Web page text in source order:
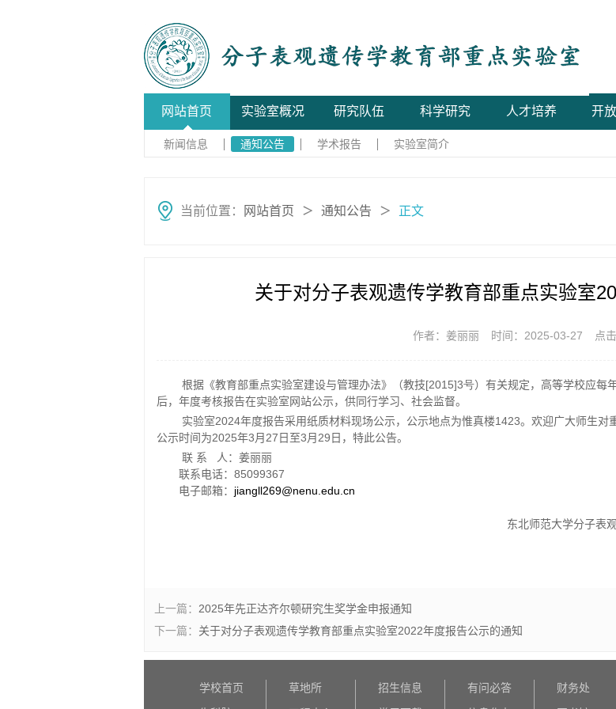
网站首页 实验室概况 研究队伍 科学研究 人才培养 开
新闻信息 通知公告 学术报告 实验室简介
当前位置： 网站首页 ＞ 通知公告 ＞ 正文
关于对分子表观遗传学教育部重点实验室
作者：姜丽丽 时间：2025-03-27 点
根据《教育部重点实验室建设与管理办法》（教技[2015]3号）有关规定，高等学校应每
后，年度考核报告在实验室网站公示，供同行学习、社会监督。
实验室2024年度报告采用纸质材料现场公示，公示地点为惟真楼1423。欢迎广大师生对
公示时间为2025年3月 27 日至3月29日，特此公告。
联 系 人：姜丽丽
联系电话： 85099367
电子邮箱： jiangll269@nenu.edu.cn
东北师范大学分子表
上一篇： 2025年先正达齐尔顿研究生奖学金申报通知
下一篇： 关于对分子表观遗传学教育部重点实验室2022年度报告公示的通知
学校首页
草地所
招生信息
有问必答
财务处